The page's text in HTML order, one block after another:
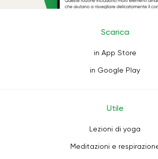
Scarica
in App Store
in Google Play
Utile
Lezioni di yoga
Meditazioni e